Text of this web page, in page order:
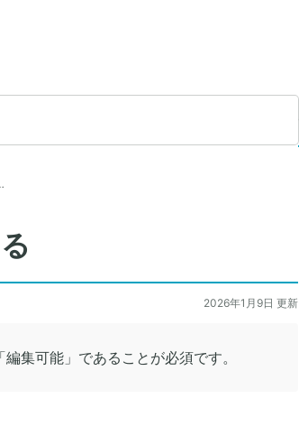
2026年1月9日 更新
集可能」であることが必須です。